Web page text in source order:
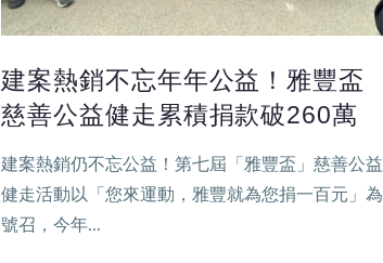
建案熱銷不忘年年公益！雅豐盃
慈善公益健走累積捐款破260萬
建案熱銷仍不忘公益！第七屆「雅豐盃」慈善公益
健走活動以「您來運動，雅豐就為您捐一百元」為
號召，今年...